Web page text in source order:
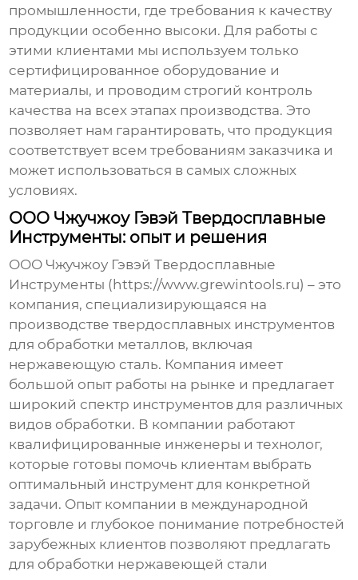
промышленности, где требования к качеству
продукции особенно высоки. Для работы с
этими клиентами мы используем только
сертифицированное оборудование и
материалы, и проводим строгий контроль
качества на всех этапах производства. Это
позволяет нам гарантировать, что продукция
соответствует всем требованиям заказчика и
может использоваться в самых сложных
условиях.
ООО Чжучжоу Гэвэй Твердосплавные
Инструменты: опыт и решения
ООО Чжучжоу Гэвэй Твердосплавные
Инструменты (https://www.grewintools.ru) – это
компания, специализирующаяся на
производстве твердосплавных инструментов
для обработки металлов, включая
нержавеющую сталь. Компания имеет
большой опыт работы на рынке и предлагает
широкий спектр инструментов для различных
видов обработки. В компании работают
квалифицированные инженеры и технолог,
которые готовы помочь клиентам выбрать
оптимальный инструмент для конкретной
задачи. Опыт компании в международной
торговле и глубокое понимание потребностей
зарубежных клиентов позволяют предлагать
для обработки нержавеющей стали